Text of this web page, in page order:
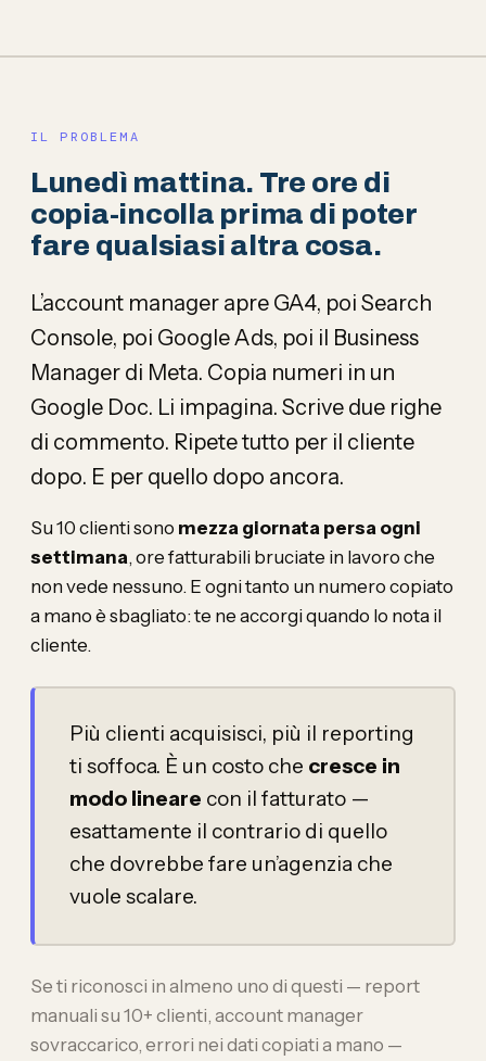
IL PROBLEMA
Lunedì mattina. Tre ore di
copia-incolla prima di poter
fare qualsiasi altra cosa.
L’account manager apre GA4, poi Search
Console, poi Google Ads, poi il Business
Manager di Meta. Copia numeri in un
Google Doc. Li impagina. Scrive due righe
di commento. Ripete tutto per il cliente
dopo. E per quello dopo ancora.
Su 10 clienti sono mezza giornata persa ogni
settimana, ore fatturabili bruciate in lavoro che
non vede nessuno. E ogni tanto un numero copiato
a mano è sbagliato: te ne accorgi quando lo nota il
cliente.
Più clienti acquisisci, più il reporting
ti soffoca. È un costo che cresce in
modo lineare con il fatturato —
esattamente il contrario di quello
che dovrebbe fare un’agenzia che
vuole scalare.
Se ti riconosci in almeno uno di questi — report
manuali su 10+ clienti, account manager
sovraccarico, errori nei dati copiati a mano —